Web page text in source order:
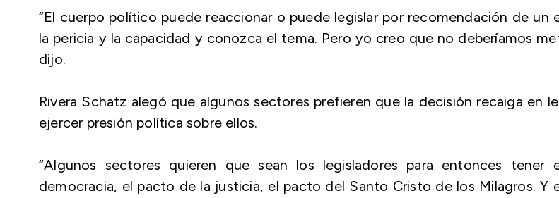
“El cuerpo político puede reaccionar o puede legislar por recomendación de un
la pericia y la capacidad y conozca el tema. Pero yo creo que no deberíamos
dijo.
Rivera Schatz alegó que algunos sectores prefieren que la decisión recaiga en
ejercer presión política sobre ellos.
“Algunos sectores quieren que sean los legisladores para entonces
democracia, el pacto de la justicia, el pacto del Santo Cristo de los Milagros. Y